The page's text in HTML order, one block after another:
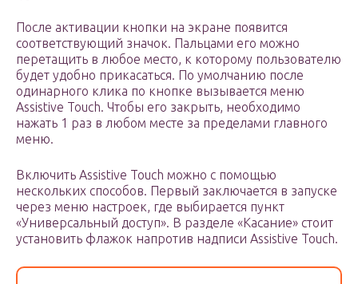
После активации кнопки на экране появится
соответствующий значок. Пальцами его можно
перетащить в любое место, к которому пользователю
будет удобно прикасаться. По умолчанию после
одинарного клика по кнопке вызывается меню
Assistive Touch. Чтобы его закрыть, необходимо
нажать 1 раз в любом месте за пределами главного
меню.
Включить Assistive Touch можно с помощью
нескольких способов. Первый заключается в запуске
через меню настроек, где выбирается пункт
«Универсальный доступ». В разделе «Касание» стоит
установить флажок напротив надписи Assistive Touch.